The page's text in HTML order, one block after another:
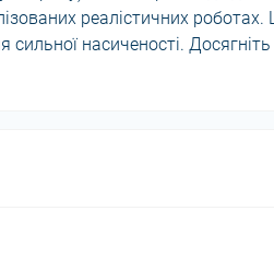
реалістичних роботах.
насиченості.